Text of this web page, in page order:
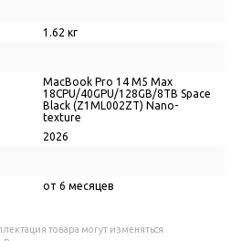
1.62 кг
MacBook Pro 14 M5 Max
18CPU/40GPU/128GB/8TB Space
Black (Z1ML002ZT) Nano-
texture
2026
от 6 месяцев
товара могут изменяться